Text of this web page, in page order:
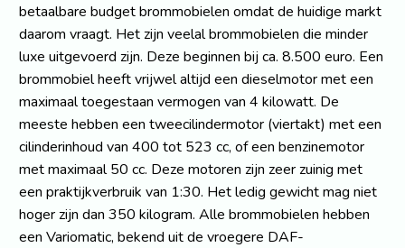
betaalbare budget brommobielen omdat de huidige markt
daarom vraagt. Het zijn veelal brommobielen die minder
luxe uitgevoerd zijn. Deze beginnen bij ca. 8.500 euro. Een
brommobiel heeft vrijwel altijd een dieselmotor met een
maximaal toegestaan vermogen van 4 kilowatt. De
meeste hebben een tweecilindermotor (viertakt) met een
cilinderinhoud van 400 tot 523 cc, of een benzinemotor
met maximaal 50 cc. Deze motoren zijn zeer zuinig met
een praktijkverbruik van 1:30. Het ledig gewicht mag niet
hoger zijn dan 350 kilogram. Alle brommobielen hebben
een Variomatic, bekend uit de vroegere DAF-